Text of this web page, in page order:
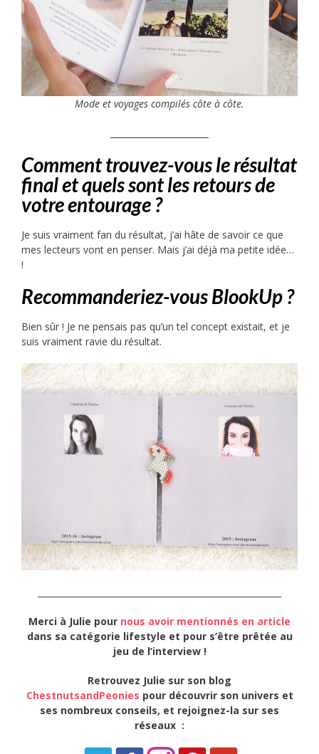
Mode et voyages compilés côte à côte.
​Comment trouvez-vous le résultat
final et quels sont les retours de
votre entourage ?
Je suis vraiment fan du résultat, j’ai hâte de savoir ce que
mes lecteurs vont en penser. Mais j’ai déjà ma petite idée…
!
Recommanderiez-vous BlookUp ?
Bien sûr ! Je ne pensais pas qu’un tel concept existait, et je
suis vraiment ravie du résultat.
Merci à Julie pour nous avoir mentionnés en article
dans sa catégorie lifestyle et pour s’être prêtée au
jeu de l’interview !
Retrouvez Julie sur son blog
ChestnutsandPeonies pour découvrir son univers et
ses nombreux conseils, et rejoignez-la sur ses
réseaux :